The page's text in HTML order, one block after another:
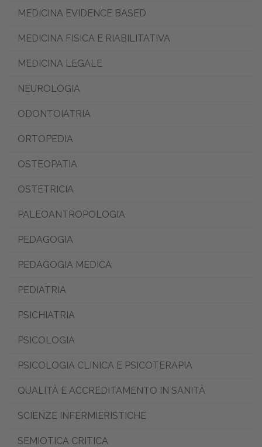
MEDICINA EVIDENCE BASED
MEDICINA FISICA E RIABILITATIVA
MEDICINA LEGALE
NEUROLOGIA
ODONTOIATRIA
ORTOPEDIA
OSTEOPATIA
OSTETRICIA
PALEOANTROPOLOGIA
PEDAGOGIA
PEDAGOGIA MEDICA
PEDIATRIA
PSICHIATRIA
PSICOLOGIA
PSICOLOGIA CLINICA E PSICOTERAPIA
QUALITÀ E ACCREDITAMENTO IN SANITÀ
SCIENZE INFERMIERISTICHE
SEMIOTICA CRITICA